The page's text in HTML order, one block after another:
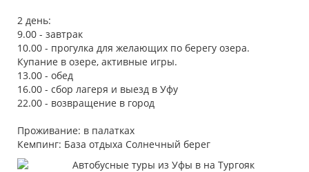
2 день:
9.00 - завтрак
10.00 - прогулка для желающих по берегу озера.
Купание в озере, активные игры.
13.00 - обед
16.00 - сбор лагеря и выезд в Уфу
22.00 - возвращение в город
Проживание: в палатках
Кемпинг: База отдыха Солнечный берег